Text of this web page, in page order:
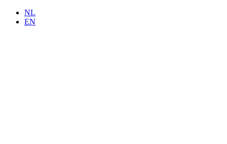
NL
EN